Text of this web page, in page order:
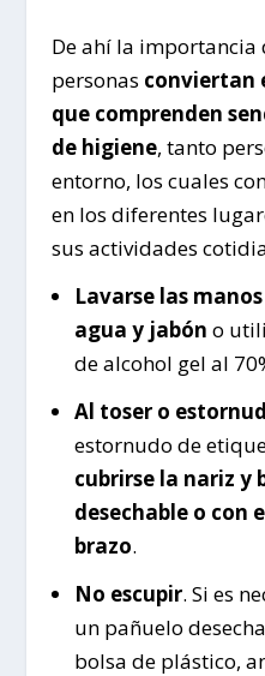
De ahí la importancia
personas conviertan
que comprenden
de higiene, tanto
entorno, los cuales
en los diferentes
sus actividades
Lavarse las manos
agua y jabón o
de alcohol gel al
Al toser o
estornudo de
cubrirse la nariz y
desechable o con
brazo.
No escupir. Si es
un pañuelo
bolsa de plástico,